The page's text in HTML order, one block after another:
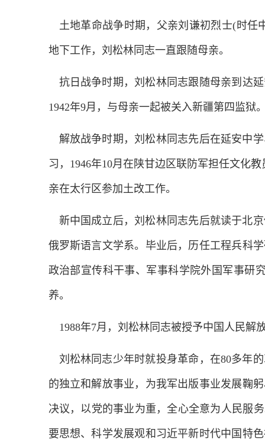
土地革命战争时期，父亲刘谦初烈士(时
地下工作，刘松林同志一直跟随母亲。
抗日战争时期，刘松林同志跟随母亲到达
1942年9月，与母亲一起被关入新疆第四监狱
解放战争时期，刘松林同志先后在延安中
习，1946年10月在陕甘边区联防军担任文化
亲在太行区参加土改工作。
新中国成立后，刘松林同志先后就读于北
俄罗斯语言文学系。毕业后，历任工程兵科
政治部宣传科干事、军事科学院外国军事研
养。
1988年7月，刘松林同志被授予中国人民解
刘松林同志少年时就投身革命，在80多年
的独立和解放事业，为我军出版事业发展鞠
决议，以党的事业为重，全心全意为人民服
要思想、科学发展观和习近平新时代中国特